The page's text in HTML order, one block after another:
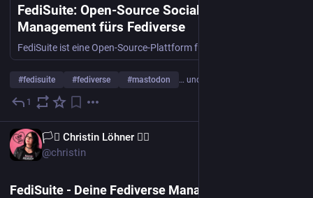
FediSuite: Open-Source Social-Media-
Management fürs Fediverse
#fedisuite #fediverse #mastodon … und 7 weitere
1
🏳️‍⚧️ Christin Löhner 🏳️‍🌈
@christin
FediSuite - Deine Fediverse Management Plattform